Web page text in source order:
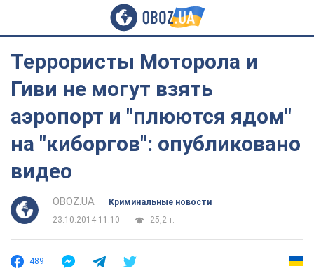
Террористы Моторола и
Гиви не могут взять
аэропорт и "плюются ядом"
на "киборгов": опубликовано
видео
OBOZ.UA
Криминальные новости
23.10.2014 11:10
25,2 т.
489